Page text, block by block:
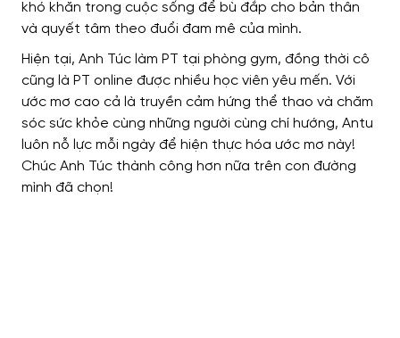
khó khăn trong cuộc sống để bù đắp cho bản thân
và quyết tâm theo đuổi đam mê của mình.
Hiện tại, Anh Túc làm PT tại phòng gym, đồng thời cô
cũng là PT online được nhiều học viên yêu mến. Với
ước mơ cao cả là truyền cảm hứng thể thao và chăm
sóc sức khỏe cùng những người cùng chí hướng, Antu
luôn nỗ lực mỗi ngày để hiện thực hóa ước mơ này!
Chúc Anh Túc thành công hơn nữa trên con đường
mình đã chọn!